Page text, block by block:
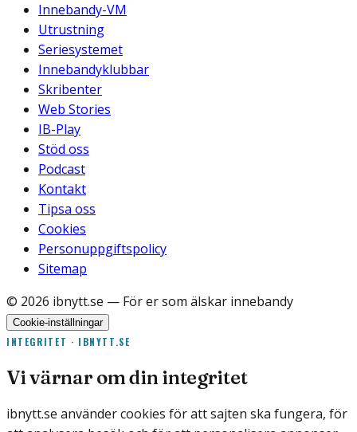
Innebandy-VM
Utrustning
Seriesystemet
Innebandyklubbar
Skribenter
Web Stories
IB-Play
Stöd oss
Podcast
Kontakt
Tipsa oss
Cookies
Personuppgiftspolicy
Sitemap
© 2026 ibnytt.se — För er som älskar innebandy
Cookie-inställningar
INTEGRITET · IBNYTT.SE
Vi värnar om din integritet
ibnytt.se använder cookies för att sajten ska fungera, för